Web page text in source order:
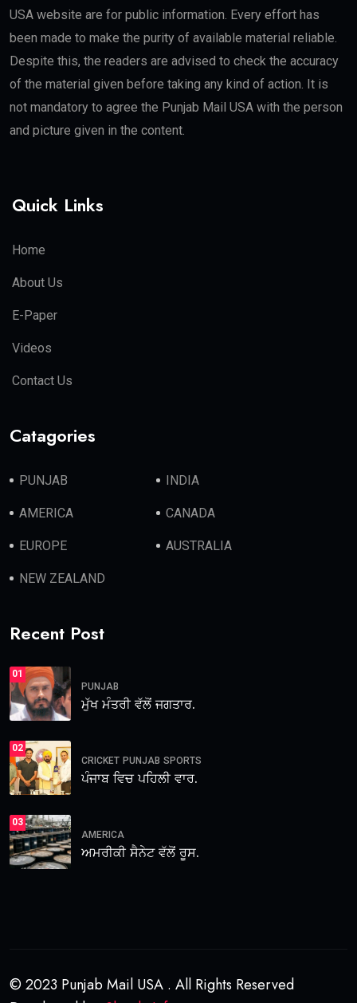
USA website are for public information. Every effort has
been made to make the purity of available material reliable.
Despite this, the readers are advised to check the accuracy
of the material given before taking any kind of action. It is
not mandatory to agree the Punjab Mail USA with the person
and picture given in the content.
Quick Links
Home
About Us
E-Paper
Videos
Contact Us
Catagories
PUNJAB INDIA
AMERICA CANADA
EUROPE AUSTRALIA
NEW ZEALAND
Recent Post
01
PUNJAB
ਮੁੱਖ ਮੰਤਰੀ ਵੱਲੋਂ ਜਗਤਾਰ.
02
CRICKET PUNJAB SPORTS
ਪੰਜਾਬ ਵਿਚ ਪਹਿਲੀ ਵਾਰ.
03
AMERICA
ਅਮਰੀਕੀ ਸੈਨੇਟ ਵੱਲੋਂ ਰੂਸ.
© 2023 Punjab Mail USA . All Rights Reserved